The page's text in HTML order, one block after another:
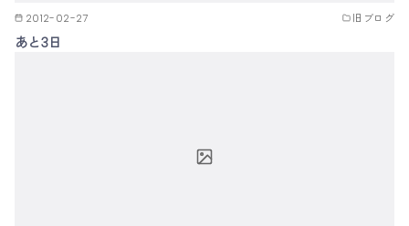
2012-02-27 旧ブログ
あと3日